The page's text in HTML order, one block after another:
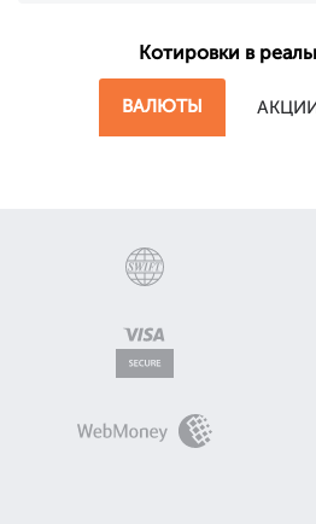
Котировки в
ВАЛЮТЫ